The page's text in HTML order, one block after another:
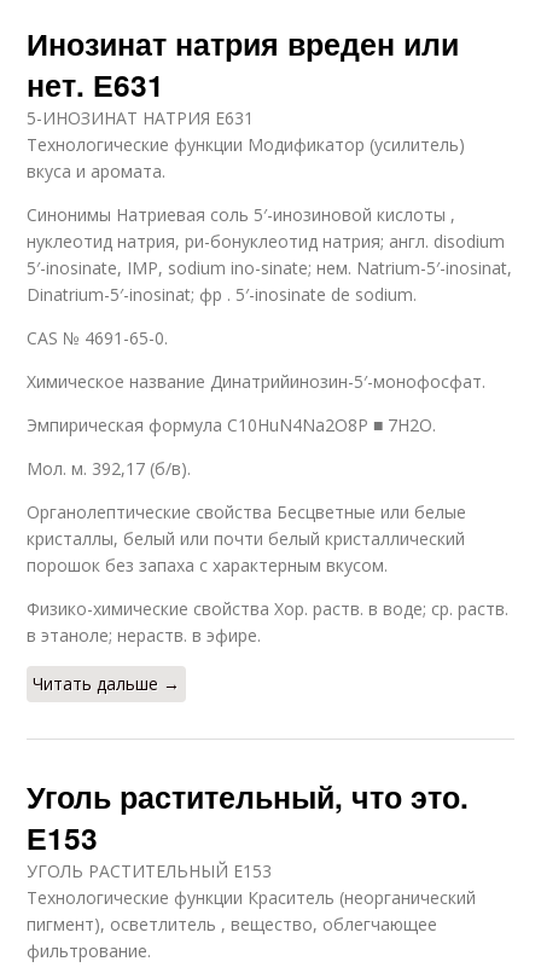
Инозинат натрия вреден или
нет. Е631
5-ИНОЗИНАТ НАТРИЯ Е631
Технологические функции Модификатор (усилитель)
вкуса и аромата.
Синонимы Натриевая соль 5′-инозиновой кислоты ,
нуклеотид натрия, ри-бонуклеотид натрия; англ. disodium
5′-inosinate, IMP, sodium ino-sinate; нем. Natrium-5′-inosinat,
Dinatrium-5′-inosinat; фр . 5′-inosinate de sodium.
CAS № 4691-65-0.
Химическое название Динатрийинозин-5′-монофосфат.
Эмпирическая формула C10HuN4Na2O8P ■ 7H2O.
Мол. м. 392,17 (б/в).
Органолептические свойства Бесцветные или белые
кристаллы, белый или почти белый крис­таллический
порошок без запаха с характерным вкусом.
Физико-химические свойства Хор. раств. в воде; ср. раств.
в этаноле; нераств. в эфире.
Читать дальше →
Уголь растительный, что это.
Е153
УГОЛЬ РАСТИТЕЛЬНЫЙ Е153
Технологические функции Краситель (неорганический
пигмент), осветлитель , вещество, облегчающее
фильтрование.